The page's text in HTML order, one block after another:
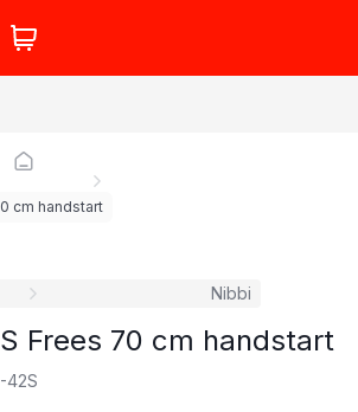
cm handstart
Nibbi
Frees 70 cm handstart
42S